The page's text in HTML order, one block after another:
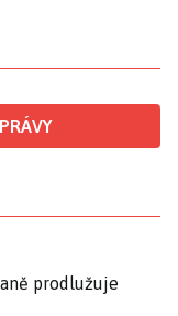
prodlužuje